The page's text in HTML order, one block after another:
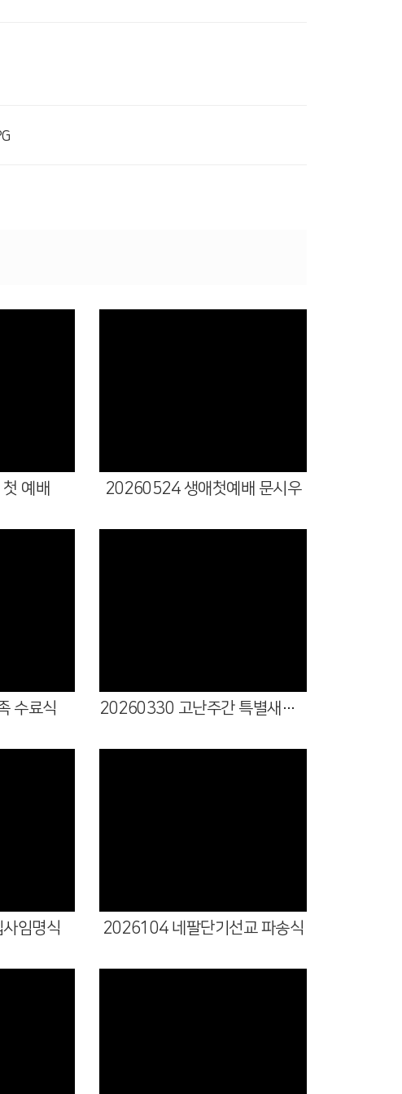
예배 20260524 생애첫예배 문시우
수료식 20260330 고난주간 특별새벽기도
임명식 2026104 네팔단기선교 파송식